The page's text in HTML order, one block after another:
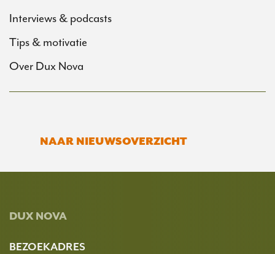
Interviews & podcasts
Tips & motivatie
Over Dux Nova
NAAR NIEUWSOVERZICHT
DUX NOVA
BEZOEKADRES